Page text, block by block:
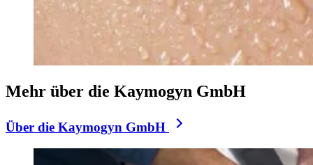
Mehr über die Kaymogyn GmbH
Über die Kaymogyn GmbH